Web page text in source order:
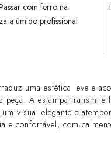
com ferro na
a úmido profissional
uma estética leve e
A estampa transmite
visual elegante e
e confortável, com